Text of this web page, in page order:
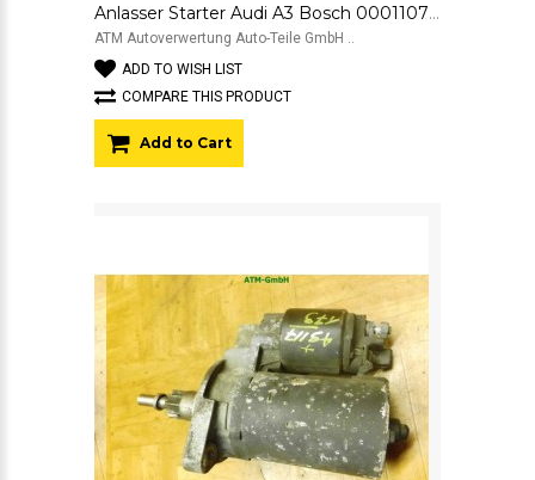
Anlasser Starter Audi A3 Bosch 0001107020 12v 020911023N
ATM Autoverwertung Auto-Teile GmbH ..
ADD TO WISH LIST
COMPARE THIS PRODUCT
Add to Cart